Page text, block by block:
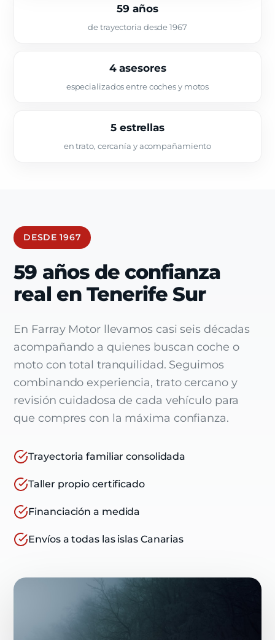
59 años
de trayectoria desde 1967
4 asesores
especializados entre coches y motos
5 estrellas
en trato, cercanía y acompañamiento
DESDE 1967
59 años de confianza
real en Tenerife Sur
En Farray Motor llevamos casi seis décadas
acompañando a quienes buscan coche o
moto con total tranquilidad. Seguimos
combinando experiencia, trato cercano y
revisión cuidadosa de cada vehículo para
que compres con la máxima confianza.
Trayectoria familiar consolidada
Taller propio certificado
Financiación a medida
Envíos a todas las islas Canarias